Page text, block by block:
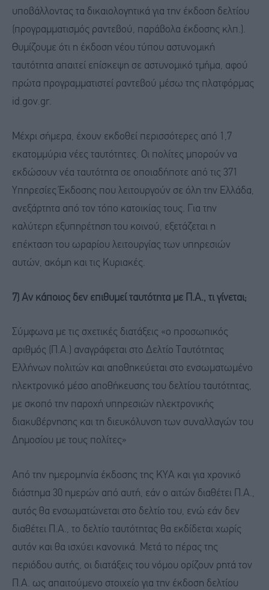
υποβάλλοντας τα δικαιολογητικά για την έκδοση δελτίου
(προγραμματισμός ραντεβού, παράβολα έκδοσης κλπ.).
Θυμίζουμε ότι η έκδοση νέου τύπου αστυνομική
ταυτότητα απαιτεί επίσκεψη σε αστυνομικό τμήμα, αφού
πρώτα προγραμματιστεί ραντεβού μέσω της πλατφόρμας
id.gov.gr.
Μέχρι σήμερα, έχουν εκδοθεί περισσότερες από 1,7
εκατομμύρια νέες ταυτότητες. Οι πολίτες μπορούν να
εκδώσουν νέα ταυτότητα σε οποιαδήποτε από τις 371
Υπηρεσίες Έκδοσης που λειτουργούν σε όλη την Ελλάδα,
ανεξάρτητα από τον τόπο κατοικίας τους. Για την
καλύτερη εξυπηρέτηση του κοινού, εξετάζεται η
επέκταση του ωραρίου λειτουργίας των υπηρεσιών
αυτών, ακόμη και τις Κυριακές.
7) Αν κάποιος δεν επιθυμεί ταυτότητα με Π.Α., τι γίνεται;
Σύμφωνα με τις σχετικές διατάξεις «ο προσωπικός
αριθμός (Π.Α.) αναγράφεται στο Δελτίο Ταυτότητας
Ελλήνων πολιτών και αποθηκεύεται στο ενσωματωμένο
ηλεκτρονικό μέσο αποθήκευσης του δελτίου ταυτότητας,
με σκοπό την παροχή υπηρεσιών ηλεκτρονικής
διακυβέρνησης και τη διευκόλυνση των συναλλαγών του
Δημοσίου με τους πολίτες»
Από την ημερομηνία έκδοσης της ΚΥΑ και για χρονικό
διάστημα 30 ημερών από αυτή, εάν ο αιτών διαθέτει Π.Α.,
αυτός θα ενσωματώνεται στο δελτίο του, ενώ εάν δεν
διαθέτει Π.Α., το δελτίο ταυτότητας θα εκδίδεται χωρίς
αυτόν και θα ισχύει κανονικά. Μετά το πέρας της
περιόδου αυτής, οι διατάξεις του νόμου ορίζουν ρητά τον
Π.Α. ως απαιτούμενο στοιχείο για την έκδοση δελτίου